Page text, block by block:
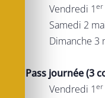
Vendredi 1er
Samedi 2
Dimanche 3
Pass journée (3
Vendredi 1er